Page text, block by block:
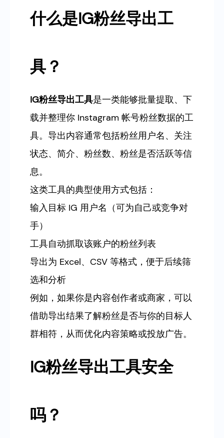
什么是IG粉丝导出工
具？
IG粉丝导出工具是一类能够批量提取、下
载并整理你 Instagram 帐号粉丝数据的工
具。导出内容通常包括粉丝用户名、关注
状态、简介、粉丝数、粉丝是否活跃等信
息。
这类工具的典型使用方式包括：
输入目标 IG 用户名（可为自己或竞争对
手）
工具自动抓取该账户的粉丝列表
导出为 Excel、CSV 等格式，便于后续筛
选和分析
例如，如果你是内容创作者或商家，可以
借助导出结果了解粉丝是否与你的目标人
群相符，从而优化内容策略或投放广告。
IG粉丝导出工具安全
吗？